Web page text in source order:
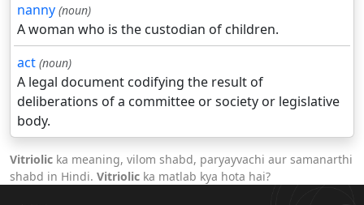
nanny (noun)
A woman who is the custodian of children.
act (noun)
A legal document codifying the result of
deliberations of a committee or society or legislative
body.
Vitriolic ka meaning, vilom shabd, paryayvachi aur samanarthi
shabd in Hindi. Vitriolic ka matlab kya hota hai?